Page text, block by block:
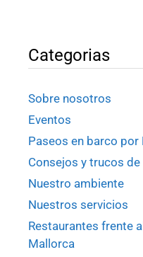
Categorias
Sobre nosotros
Eventos
Paseos en barco por
Consejos y trucos
Nuestro ambiente
Nuestros servicios
Restaurantes frente
Mallorca